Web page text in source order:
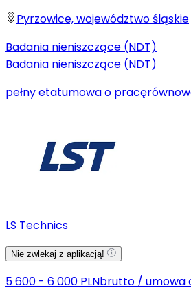
Pyrzowice, województwo śląskie
Badania nieniszczące (NDT)
Badania nieniszczące (NDT)
pełny etatumowa o pracę
LS Technics
Nie zwlekaj z aplikacją!
5 600 - 6 000 PLNbrutto / umowa